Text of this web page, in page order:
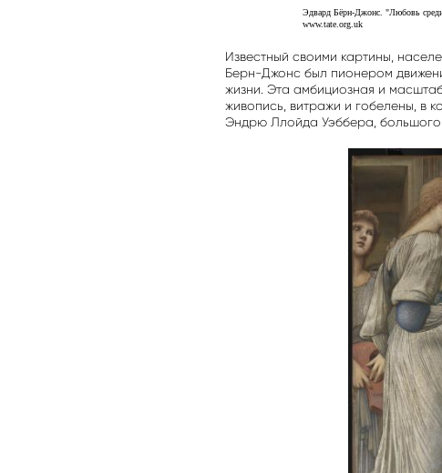
Эдвард Бёрн-Джонс. "Любовь
www.tate.org.uk
Известный своими картины,
Берн-Джонс был пионером
жизни. Эта амбициозная и
живопись, витражи и гобелены, в
Эндрю Ллойда Уэббера,